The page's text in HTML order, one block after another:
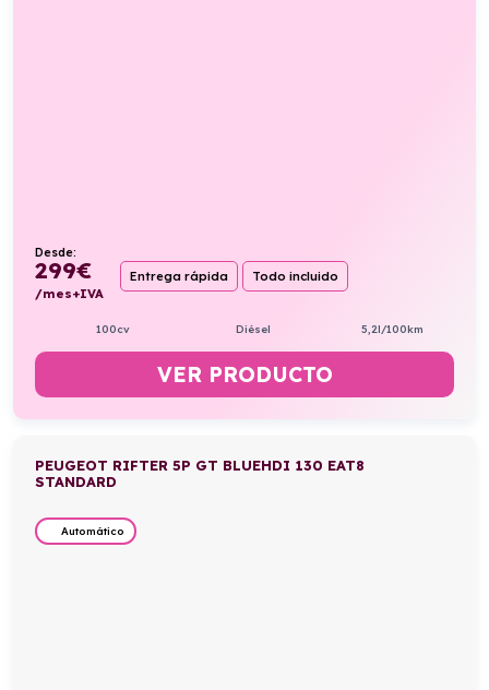
Desde:
299€
/mes+IVA
Entrega rápida Todo incluido
100cv Diésel 5,2l/100km
VER PRODUCTO
PEUGEOT RIFTER 5P GT BLUEHDI 130 EAT8
STANDARD
Automático